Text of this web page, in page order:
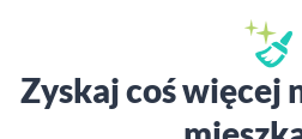
Zyskaj coś więcej